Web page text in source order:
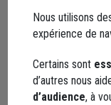
Les
Nous utilisons
expérience de
Certains sont
d’autres nous
d’audience, à